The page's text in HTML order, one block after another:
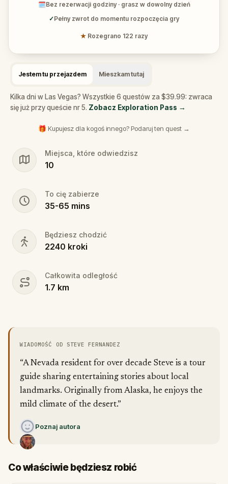
🗓Bez rezerwacji godziny · grasz w dowolny dzień
✓Pełny zwrot do momentu rozpoczęcia gry
★ Rozegrano 122 razy
Jestem tu przejazdem Mieszkam tutaj
Kilka dni w Las Vegas? Wszystkie 6 questów za $39.99: zwraca
się już przy queście nr 5. Zobacz Exploration Pass →
🎁 Kupujesz dla kogoś innego? Podaruj ten quest →
Miejsca, które odwiedzisz
10
To cię zabierze
35-65 mins
Będziesz chodzić
2240 kroki
Całkowita odległość
1.7 km
WIADOMOŚĆ OD STEVE FERNANDEZ
“A Nevada resident for over decade Steve is a tour
guide sharing entertaining stories about local
landmarks. Originally from Alaska, he enjoys the
mild climate of the desert.”
Poznaj autora
Co właściwie będziesz robić